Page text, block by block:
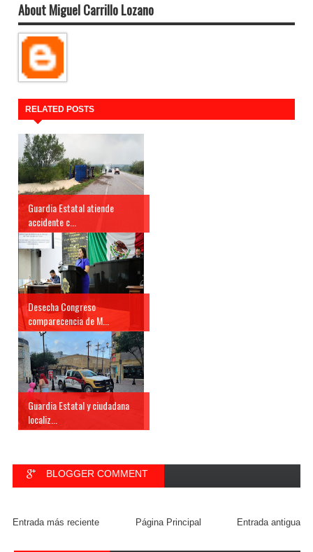
About Miguel Carrillo Lozano
RELATED POSTS
Guardia Estatal atiende
accidente c...
Desecha Congreso
comparecencia de M...
Guardia Estatal y ciudadana
localiz...
BLOGGER COMMENT
Entrada más reciente Entrada antigua
Página Principal